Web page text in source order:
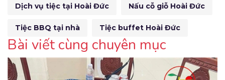
Dịch vụ tiệc tại Hoài Đức Nấu cỗ giỗ Hoài Đức
Tiệc BBQ tại nhà Tiệc buffet Hoài Đức
Bài viết cùng chuyên mục